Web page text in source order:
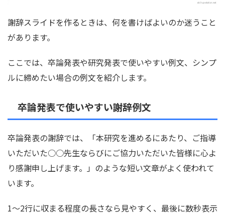
謝辞スライドを作るときは、何を書けばよいのか迷うこと
があります。
ここでは、卒論発表や研究発表で使いやすい例文、シンプ
ルに締めたい場合の例文を紹介します。
卒論発表で使いやすい謝辞例文
卒論発表の謝辞では、「本研究を進めるにあたり、ご指導
いただいた○○先生ならびにご協力いただいた皆様に心よ
り感謝申し上げます。」のような短い文章がよく使われて
います。
1〜2行に収まる程度の長さなら見やすく、最後に数秒表示